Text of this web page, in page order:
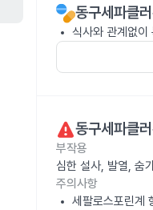
동구세파클
식사와 관계없이
동구세파클
부작용
심한 설사, 발열, 숨
주의사항
세팔로스포린계